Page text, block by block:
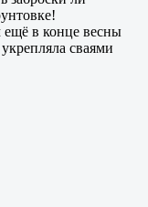
ещё в конце весны
сваями